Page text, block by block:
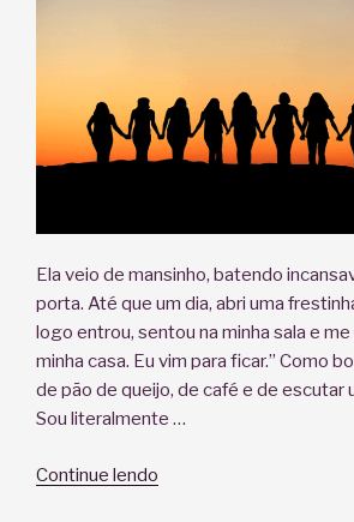
Ela veio de mansinho, batendo
porta. Até que um dia, abri uma
logo entrou, sentou na minha sala e me
minha casa. Eu vim para ficar.” Como
de pão de queijo, de café e de escutar
Sou literalmente …
Continue lendo